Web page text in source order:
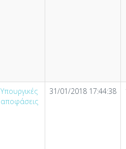
Υπουργικές
αποφάσεις
31/01/2018 17:44:38